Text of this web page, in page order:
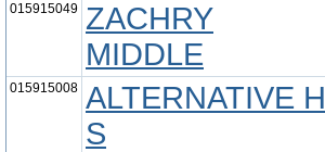
015915049 ZACHRY
MIDDLE
015915008 ALTERNATIVE H
S